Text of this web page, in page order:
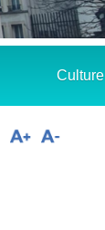
Culture